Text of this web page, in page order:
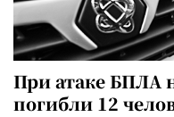
При атаке БПЛА
погибли 12